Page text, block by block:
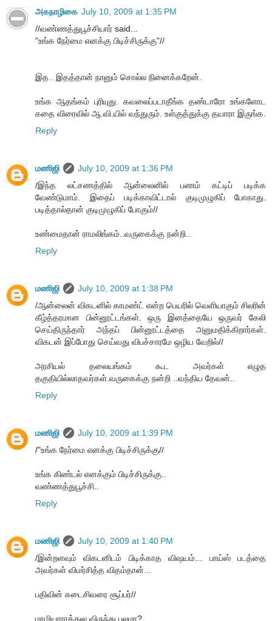
அகநாழிகை July 10, 2009 at 1:35 PM
//வண்ணத்துபூச்சியார் said...
"உங்க நேர்மை எனக்கு பிடிச்சிருக்கு"//
இத.. இதத்தான் நானும் சொல்ல நினைக்கறேன்.
உங்க ஆதங்கம் புரியுது. கவலைப்படாதீங்க தண்டாரோ உங்களோட
கதை விரைவில் ஆ.வி.யில் வந்துரும். உள்குத்துக்கு தயாரா இருங்க.
Reply
மணிஜி
July 10, 2009 at 1:36 PM
/இந்த லட்சணத்தில் ஆன்லைனில் பணம் கட்டிப் படிக்க
வேண்டுமாம். இதைப் படிக்காவிட்டால் குடிமுழுகிப் போகாது.
படித்தால்தான் குடிமுழுகிப் போகும்//
உண்மைதான் ராமலிங்கம்..வருகைக்கு நன்றி..
Reply
மணிஜி
July 10, 2009 at 1:38 PM
/ஆன்லைன் விகடனில் காமண்ட் என்ற பெயரில் வெளியாகும் சிலரின்
கீழ்த்தரமான பின்னூட்டங்கள். ஒரு இனத்தையே ஒருவர் கேலி
செய்திருந்தார் அந்தப் பின்னூட்டத்தை அனுமதிக்கிறார்கள்.
விகடன் இப்போது செய்வது விபச்சாரமே ஒழிய வேறில்//
அரசியல் தலையங்கம் கூட அவர்கள் எழுத
தகுதியில்லாதவர்கள்.வருகைக்கு நன்றி ..வந்திய தேவன்..
Reply
மணிஜி
July 10, 2009 at 1:39 PM
/"உங்க நேர்மை எனக்கு பிடிச்சிருக்கு//
உங்க கிண்டல் எனக்கும் பிடிச்சிருக்கு..
வண்ணத்துபூச்சி..
Reply
மணிஜி
July 10, 2009 at 1:40 PM
/இன்றளவும் விகடனிடம் பிடிக்காத விஷயம்... பாய்ஸ் படத்தை
அவர்கள் விமர்சித்த விதம்தான்...
பதிவின் கடைசிவரை சூப்பர்//
மாமியாராத்துல விருந்து பலமா?